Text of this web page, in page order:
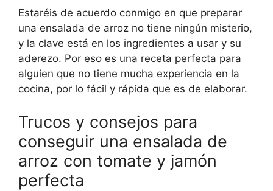
Estaréis de acuerdo conmigo en que preparar
una ensalada de arroz no tiene ningún misterio,
y la clave está en los ingredientes a usar y su
aderezo. Por eso es una receta perfecta para
alguien que no tiene mucha experiencia en la
cocina, por lo fácil y rápida que es de elaborar.
Trucos y consejos para
conseguir una ensalada de
arroz con tomate y jamón
perfecta